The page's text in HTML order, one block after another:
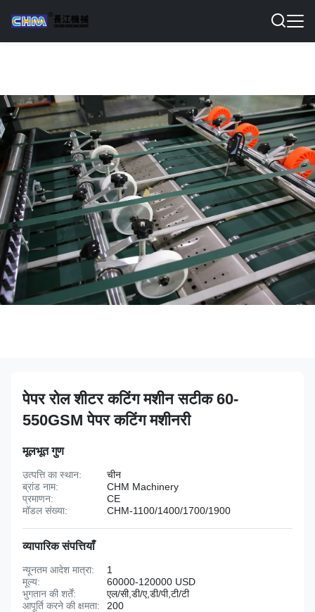
पेपर रोल शीटर कटिंग मशीन सटीक 60-
550GSM पेपर कटिंग मशीनरी
मूलभूत गुण
उत्पत्ति का स्थान:
चीन
ब्रांड नाम:
CHM Machinery
प्रमाणन:
CE
मॉडल संख्या:
CHM-1100/1400/1700/1900
व्यापारिक संपत्तियाँ
न्यूनतम आदेश मात्रा:
1
मूल्य:
60000-120000 USD
भुगतान की शर्तें:
एल/सी,डी/ए,डी/पी,टी/टी
आपूर्ति करने की क्षमता:
200